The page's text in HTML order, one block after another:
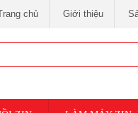
chủ Giới thiệu